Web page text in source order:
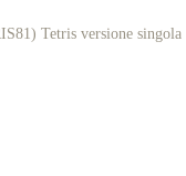
Tetris versione singola